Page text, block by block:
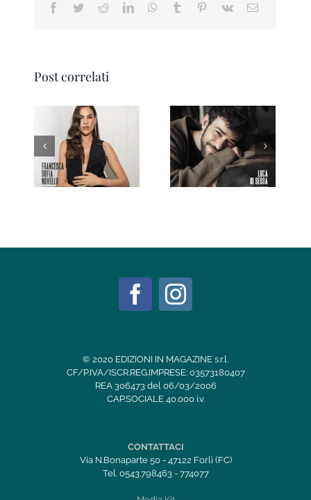
Facebook
TwitterRedditLinkedInWhatsApp
Tumblr Pinterest
Vk Email
Post correlati
Pesaro IN Magazine
01 2026
Ravenna IN
Magazine 3/2026
© 2020 EDIZIONI IN MAGAZINE s.r.l.
CF/P.IVA/ISCR.REG.IMPRESE: 03573180407
REA 306473 del 06/03/2006
CAP.SOCIALE 40.000 i.v.
CONTATTACI
Via N.Bonaparte 50 - 47122 Forlì (FC)
Tel. 0543.798463 - 774077